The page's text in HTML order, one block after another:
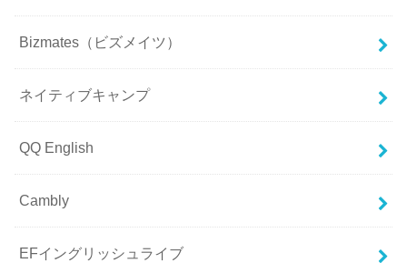
Bizmates（ビズメイツ）
ネイティブキャンプ
QQ English
Cambly
EFイングリッシュライブ